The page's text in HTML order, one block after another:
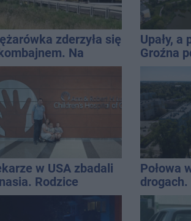
zderzyła się
Na
leci śmigłowiec
Upały, a
Groźna
w USA zbadali
Rodzice
wieści
Połowa